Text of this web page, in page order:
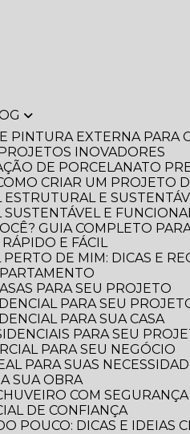
PINTURA EXTERNA PARA
INOVADORES
DE PORCELANATO
COMO CRIAR UM PROJETO
E
E
E FÁCIL
DE MIM: DICAS E
PARA SEU PROJETO
PARA SEU
PARA SUA CASA
PARA SEU
PARA SEU NEGÓCIO
PARA SUAS
SUA OBRA
COM SEGURANÇA
DE CONFIANÇA
POUCO: DICAS E IDEIAS